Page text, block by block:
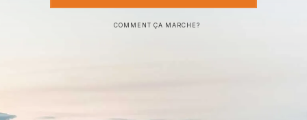
COMMENT ÇA MARCHE?